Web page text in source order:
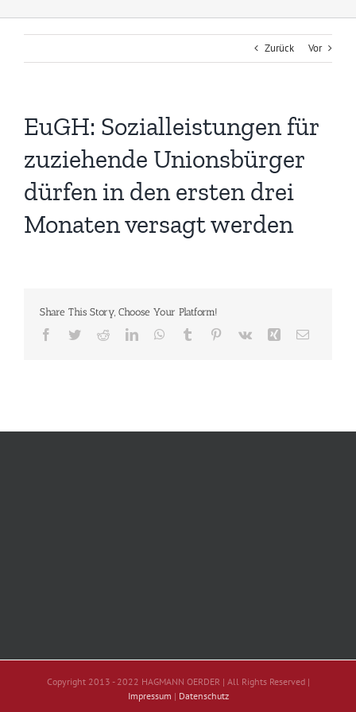
Zurück Vor
EuGH: Sozialleistungen für
zuziehende Unionsbürger
dürfen in den ersten drei
Monaten versagt werden
Share This Story, Choose Your Platform!
Facebook
TwitterRedditLinkedInWhatsApp
Tumblr Pinterest
Vk Xing E-
Copyright 2013 - 2022 HAGMANN OERDER | All Rights Reserved |
Impressum | Datenschutz